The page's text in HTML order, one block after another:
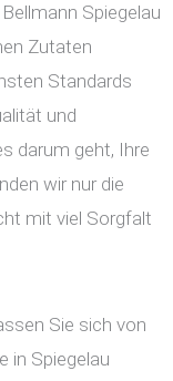
Spiegelau
Zutaten
Standards
und
darum geht, Ihre
wir nur die
mit viel Sorgfalt
Sie sich von
in Spiegelau